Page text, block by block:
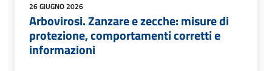
26 GIUGNO 2026
Arbovirosi. Zanzare e zecche: misure di
protezione, comportamenti corretti e
informazioni